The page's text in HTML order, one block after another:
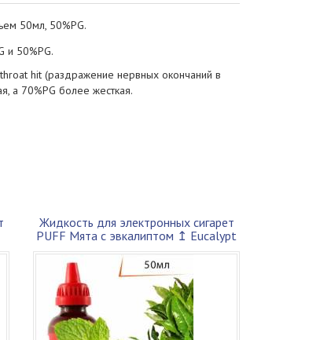
50мл, 50%PG.
и 50%PG.
hit (раздражение нервных окончаний в
а 70%PG более жесткая.
Жидкость для электронных сигарет
PUFF Мята с эвкалиптом ↥ Eucalypt
min...